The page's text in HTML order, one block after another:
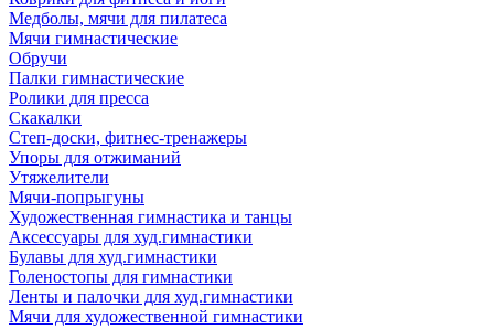
Медболы, мячи для пилатеса
Мячи гимнастические
Обручи
Палки гимнастические
Ролики для пресса
Скакалки
Степ-доски, фитнес-тренажеры
Упоры для отжиманий
Утяжелители
Мячи-попрыгуны
Художественная гимнастика и танцы
Аксессуары для худ.гимнастики
Булавы для худ.гимнастики
Голеностопы для гимнастики
Ленты и палочки для худ.гимнастики
Мячи для художественной гимнастики